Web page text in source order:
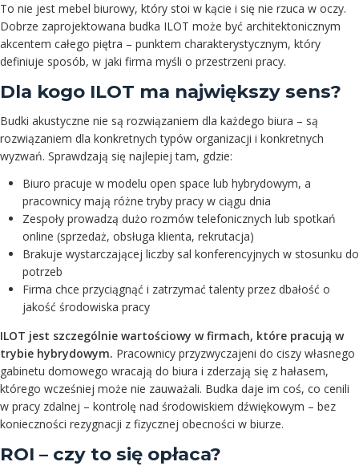
To nie jest mebel biurowy, który stoi w kącie i się nie rzuca w oczy.
Dobrze zaprojektowana budka ILOT może być architektonicznym
akcentem całego piętra – punktem charakterystycznym, który
definiuje sposób, w jaki firma myśli o przestrzeni pracy.
Dla kogo ILOT ma największy sens?
Budki akustyczne nie są rozwiązaniem dla każdego biura – są
rozwiązaniem dla konkretnych typów organizacji i konkretnych
wyzwań. Sprawdzają się najlepiej tam, gdzie:
Biuro pracuje w modelu open space lub hybrydowym, a
pracownicy mają różne tryby pracy w ciągu dnia
Zespoły prowadzą dużo rozmów telefonicznych lub spotkań
online (sprzedaż, obsługa klienta, rekrutacja)
Brakuje wystarczającej liczby sal konferencyjnych w stosunku do
potrzeb
Firma chce przyciągnąć i zatrzymać talenty przez dbałość o
jakość środowiska pracy
ILOT jest szczególnie wartościowy w firmach, które pracują w
trybie hybrydowym. Pracownicy przyzwyczajeni do ciszy własnego
gabinetu domowego wracają do biura i zderzają się z hałasem,
którego wcześniej może nie zauważali. Budka daje im coś, co cenili
w pracy zdalnej – kontrolę nad środowiskiem dźwiękowym – bez
konieczności rezygnacji z fizycznej obecności w biurze.
ROI – czy to się opłaca?